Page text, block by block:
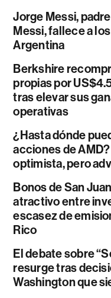
Jorge Messi,
Messi, fallece a
Argentina
Berkshire
propias por
tras elevar sus
operativas
¿Hasta dónde
acciones de
optimista, pero
Bonos de San
atractivo entre
escasez de
Rico
El debate sobre
resurge tras
Washington que